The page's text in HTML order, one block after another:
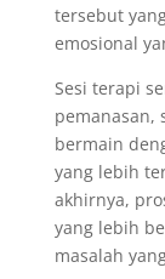
tersebut
emosional
Sesi terapi
pemanasan,
bermain
yang lebih
akhirnya,
yang lebih
masalah